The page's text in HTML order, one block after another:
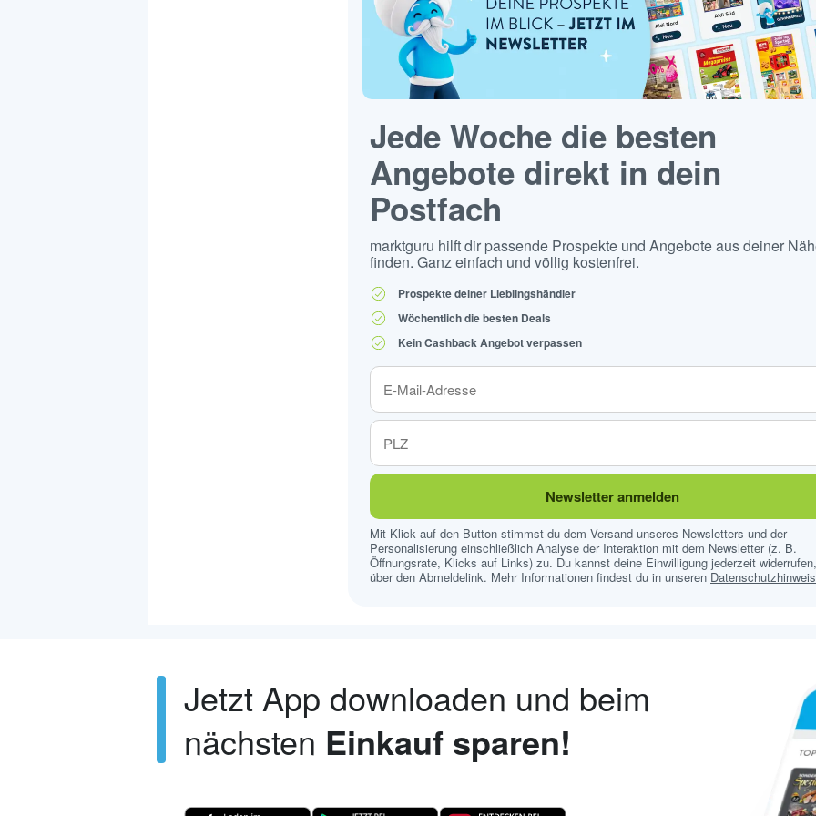
Jede Woche die besten
Angebote direkt in dein
Postfach
marktguru hilft dir passende Prospekte und Angebote aus deiner
finden. Ganz einfach und völlig kostenfrei.
Prospekte deiner Lieblingshändler
Wöchentlich die besten Deals
Kein Cashback Angebot verpassen
Newsletter anmelden
Mit Klick auf den Button stimmst du dem Versand unseres Newsletters und der
Personalisierung einschließlich Analyse der Interaktion mit dem Newsletter (z. B.
Öffnungsrate, Klicks auf Links) zu. Du kannst deine Einwilligung jederzeit
über den Abmeldelink. Mehr Informationen findest du in unseren
Jetzt App downloaden und beim
nächsten Einkauf sparen!